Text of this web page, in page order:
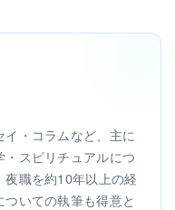
・コラムなど、主に
スピリチュアルにつ
職を約10年以上の経
いての執筆も得意と